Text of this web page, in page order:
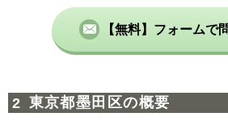
【無料】フォームで
東京都墨田区の概要